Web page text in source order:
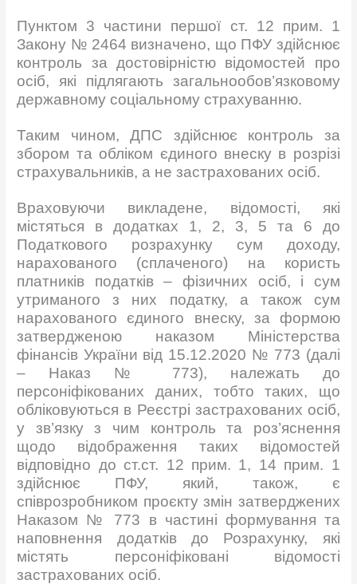
Пунктом 3 частини першої ст. 12 прим. 1
Закону № 2464 визначено, що ПФУ здійснює
контроль за достовірністю відомостей про
осіб, які підлягають загальнообов’язковому
державному соціальному страхуванню.
Таким чином, ДПС здійснює контроль за
збором та обліком єдиного внеску в розрізі
страхувальників, а не застрахованих осіб.
Враховуючи викладене, відомості, які
містяться в додатках 1, 2, 3, 5 та 6 до
Податкового розрахунку сум доходу,
нарахованого (сплаченого) на користь
платників податків – фізичних осіб, і сум
утриманого з них податку, а також сум
нарахованого єдиного внеску, за формою
затвердженою наказом Міністерства
фінансів України від 15.12.2020 № 773 (далі
– Наказ № 773), належать до
персоніфікованих даних, тобто таких, що
обліковуються в Реєстрі застрахованих осіб,
у зв’язку з чим контроль та роз’яснення
щодо відображення таких відомостей
відповідно до ст.ст. 12 прим. 1, 14 прим. 1
здійснює ПФУ, який, також, є
співрозробником проєкту змін затверджених
Наказом № 773 в частині формування та
наповнення додатків до Розрахунку, які
містять персоніфіковані відомості
застрахованих осіб.